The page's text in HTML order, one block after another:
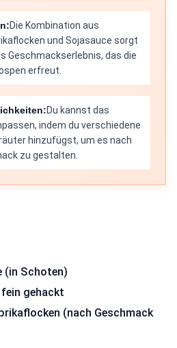
Die Kombination aus
und Sojasauce sorgt
Geschmackserlebnis, das die
erfreut.
Du kannst das
indem du verschiedene
hinzufügst, um es nach
zu gestalten.
(in Schoten)
gehackt
(nach Geschmack